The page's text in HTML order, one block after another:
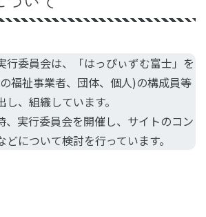
行委員会は、「はっぴぃずむ富士」を
福祉事業者、団体、個人)の構成員等
、組織しています。
、実行委員会を開催し、サイトのコン
について検討を行っています。